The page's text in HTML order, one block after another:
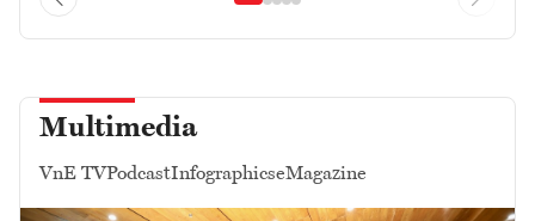
Multimedia
VnE TVPodcastInfographicseMagazine